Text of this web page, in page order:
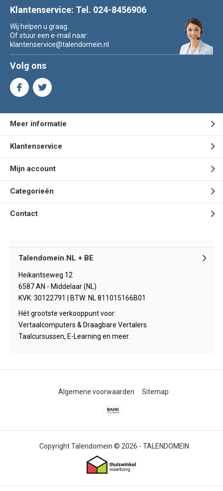
Klantenservice: Tel. 024-8456906
Wij helpen u graag.
Of stuur een e-mail naar:
klantenservice@talendomein.nl
Volg ons
Meer informatie
Klantenservice
Mijn account
Categorieën
Contact
Talendomein.NL + BE
Heikantseweg 12
6587 AN - Middelaar (NL)
KVK: 30122791 | BTW: NL 811015166B01
Hét grootste verkooppunt voor:
Vertaalcomputers & Draagbare Vertalers
Taalcursussen, E-Learning en meer.
© 2026 - TALENDOMEIN
Algemene voorwaarden Sitemap